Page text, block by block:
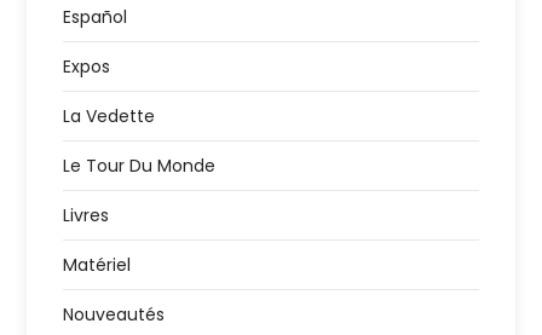
Español
Expos
La Vedette
Le Tour Du Monde
Livres
Matériel
Nouveautés